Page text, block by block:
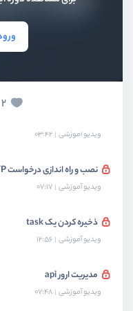
2
بخش چهارم پروژه Task Manager
کار با دیتابیس
بخش ششم کار با Api
ویدیو آموزشی 03:42
نصب و راه اندازی درخواست HTTP
ویدیو آموزشی 07:17
ذخیره کردن یک task
ویدیو آموزشی 12:56
مدیریت ارور api
ویدیو آموزشی 07:48